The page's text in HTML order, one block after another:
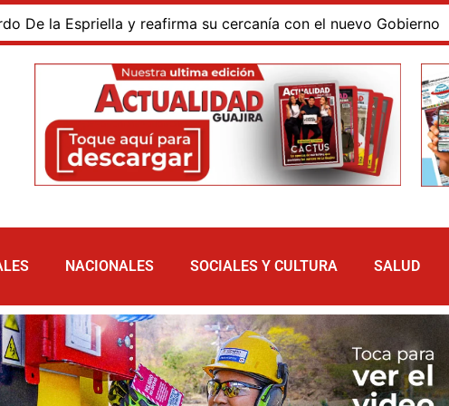
y reafirma su cercanía con el nuevo Gobierno
NACIONALES SOCIALES Y CULTURA SALUD